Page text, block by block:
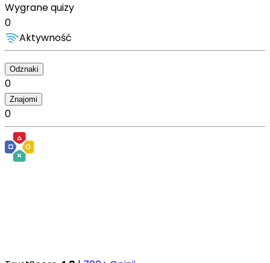
Wygrane quizy
0
Aktywność
Odznaki
0
Znajomi
0